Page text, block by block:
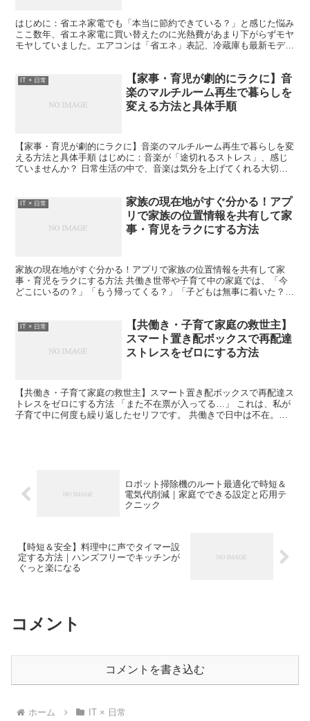
はじめに：省エネ家電でも「本当に節約できている？」と感じた悩み
ここ数年、省エネ家電に買い替えたのに光熱費があまり下がらずモヤ
モヤしていました。エアコンは「省エネ」表記、冷蔵庫も最新モデル
IT × 日常
【家事・育児が劇的にラクに】音
楽のマルチルーム再生で暮らしを
変える方法と具体手順
【家事・育児が劇的にラクに】音楽のマルチルーム再生で暮らしを変
える方法と具体手順 はじめに：音楽が「途切れるストレス」、感じ
ていませんか？ 日常生活の中で、音楽は気分を上げてくれる大切な
IT × 日常
家族の現在地がすぐ分かる！アプ
リで家族の位置情報を共有して家
事・育児をラクにする方法
家族の現在地がすぐ分かる！アプリで家族の位置情報を共有して家
事・育児をラクにする方法 共働き世帯や子育て中の家庭では、「今
どこにいるの？」「もう帰ってくる？」「子どもは無事に着いた？」
IT × 日常
【共働き・子育て家庭の救世主】
スマート置き配ボックスで再配達
ストレスをゼロにする方法
【共働き・子育て家庭の救世主】スマート置き配ボックスで再配達ス
トレスをゼロにする方法 「また不在票が入ってる…」 これは、私が
子育て中に何度も繰り返したセリフです。 共働きで日中は不在。帰
ロボット掃除機のルート最適化で時短＆
電気代削減｜家庭でできる設定と応用テ
クニック
【時短＆安全】料理中に声でタイマー設
定する方法｜ハンズフリーでキッチンが
ぐっと楽になる
コメント
コメントを書き込む
ホーム IT × 日常